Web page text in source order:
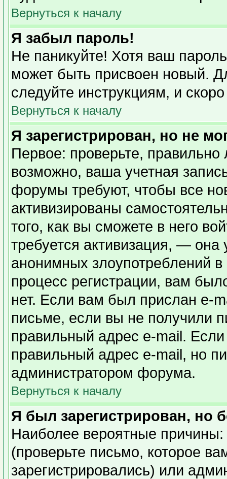
Вернуться к началу
Я забыл пароль!
Не паникуйте! Хотя ваш
может быть присвоен новый.
следуйте инструкциям, и
Вернуться к началу
Я зарегистрирован, но не
Первое: проверьте,
возможно, ваша учетная
форумы требуют, чтобы все
активизированы
того, как вы сможете в него
требуется активизация, —
анонимных злоупотреблений
процесс регистрации, вам
нет. Если вам был прислан e-
письме, если вы не получили
правильный адрес e-mail.
правильный адрес e-mail, но
администратором форума.
Вернуться к началу
Я был зарегистрирован, но
Наиболее вероятные
(проверьте письмо, которое
зарегистрировались) или